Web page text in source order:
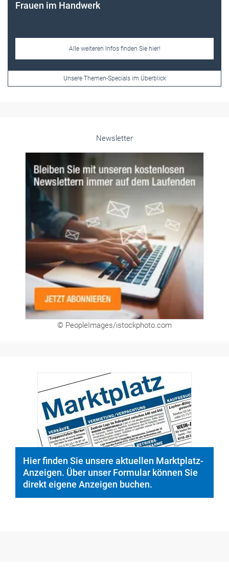
Frauen im Handwerk
Alle weiteren Infos finden Sie hier!
Unsere Themen-Specials im Überblick
Newsletter
© PeopleImages/istockphoto.com
Hier finden Sie unsere aktuellen Marktplatz-
Anzeigen. Über unser Formular können Sie
direkt eigene Anzeigen buchen.